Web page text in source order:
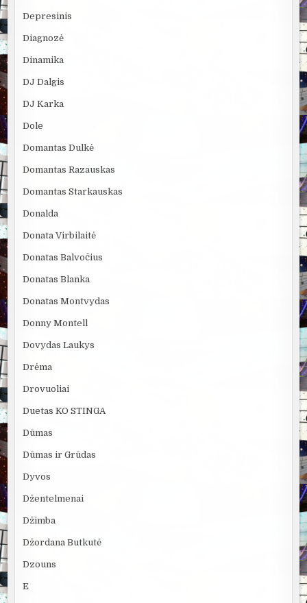
Depresinis
Diagnozė
Dinamika
DJ Dalgis
DJ Karka
Dole
Domantas Dulkė
Domantas Razauskas
Domantas Starkauskas
Donalda
Donata Virbilaitė
Donatas Balvočius
Donatas Blanka
Donatas Montvydas
Donny Montell
Dovydas Laukys
Drėma
Drovuoliai
Duetas KO STINGA
Dūmas
Dūmas ir Grūdas
Dyvos
Džentelmenai
Džimba
Džordana Butkutė
Dzouns
E